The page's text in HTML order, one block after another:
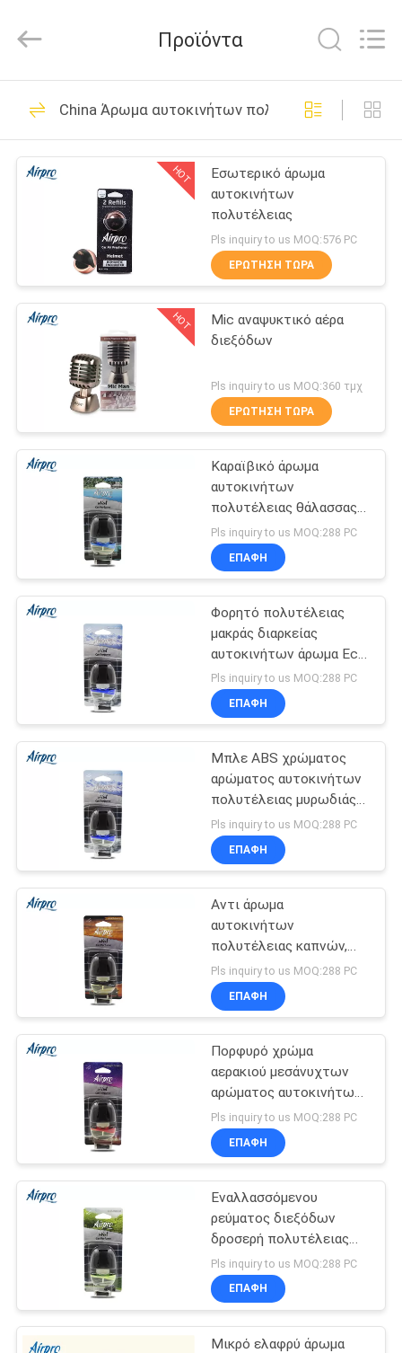
ΣΠΊΤΙ
ΠΡΟΪΌΝΤΑ
ΠΕΡΊΠΟΥ
ΓΎΡΟΣ
ΕΡΓΟΣΤΑΣΊΩΝ
ΠΟΙΟΤΙΚΌΣ
ΈΛΕΓΧΟΣ
ΜΑΣ
ΕΠΑΦΉ
ΜΕ
ΕΙΔΉΣΕΙΣ
ΖΗΤΉΣΤΕ
ΈΝΑ
ΑΠΌΣΠΑΣΜΑ
SITEMAP
PRIVACY
POLICY
Products
Rights
υγρό αναψυκτικό
αέρα αυτοκινήτων
68
Αναψυκτικό αέρα
πηκτωμάτων
47
Αναψυκτικό αέρα
μεμβρανών
Αναψυκτικό αέρα
διεξόδων
36
Κρεμώντας
αναψυκτικό αέρα
82
Αναψυκτικό
οικιακού αέρα
Πλαστικό
αναψυκτικό αέρα
76
Προϊόντα
China Άρωμα αυτοκινήτων πολυτέλειας
HOT
Εσωτερικό άρωμα
αυτοκινήτων
πολυτέλειας
Pls inquiry to us MOQ:576 PC
ΕΡΏΤΗΣΗ ΤΏΡΑ
HOT
Mic αναψυκτικό αέρα
διεξόδων
Pls inquiry to us MOQ:360 τμχ
ΕΡΏΤΗΣΗ ΤΏΡΑ
Καραϊβικό άρωμα
αυτοκινήτων
πολυτέλειας θάλασσας,
ελαφριά αναψυκτικά
αέρα εξαρτημάτων
αυτοκινήτων
Pls inquiry to us MOQ:288 PC
ΕΠΑΦΉ
Φορητό πολυτέλειας
μακράς διαρκείας
αυτοκινήτων άρωμα Eco
αυτοκινήτων υψηλών
σημείων άμμων
αναψυκτικών άσπρο
Pls inquiry to us MOQ:288 PC
ΕΠΑΦΉ
Μπλε ABS χρώματος
αρώματος αυτοκινήτων
πολυτέλειας μυρωδιάς
αέρα βουνών/υλικό
μπουκαλιών γυαλιού
Pls inquiry to us MOQ:288 PC
ΕΠΑΦΉ
Αντι άρωμα
αυτοκινήτων
πολυτέλειας καπνών,
αναψυκτικό ISO9001
αέρα διεξόδων
αυτοκινήτων που
Pls inquiry to us MOQ:288 PC
ΕΠΑΦΉ
Πορφυρό χρώμα
αερακιού μεσάνυχτων
αρώματος αυτοκινήτων
πολυτέλειας
μπουκαλιών γυαλιού
διεξόδων
Pls inquiry to us MOQ:288 PC
ΕΠΑΦΉ
Εναλλασσόμενου
ρεύματος διεξόδων
δροσερή πολυτέλειας
αυτοκινήτων
ΠΡΟΣΙΤΌΤΗΤΑ MSDS
αρώματος υποχώρησης
που απαριθμείται
Pls inquiry to us MOQ:288 PC
ΕΠΑΦΉ
Μικρό ελαφρύ άρωμα